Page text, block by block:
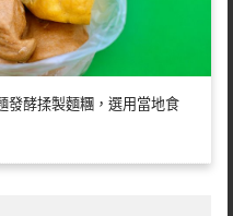
發酵揉製麵糰，選用當地食